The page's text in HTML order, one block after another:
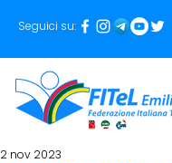
Seguici su:
2 nov 2023